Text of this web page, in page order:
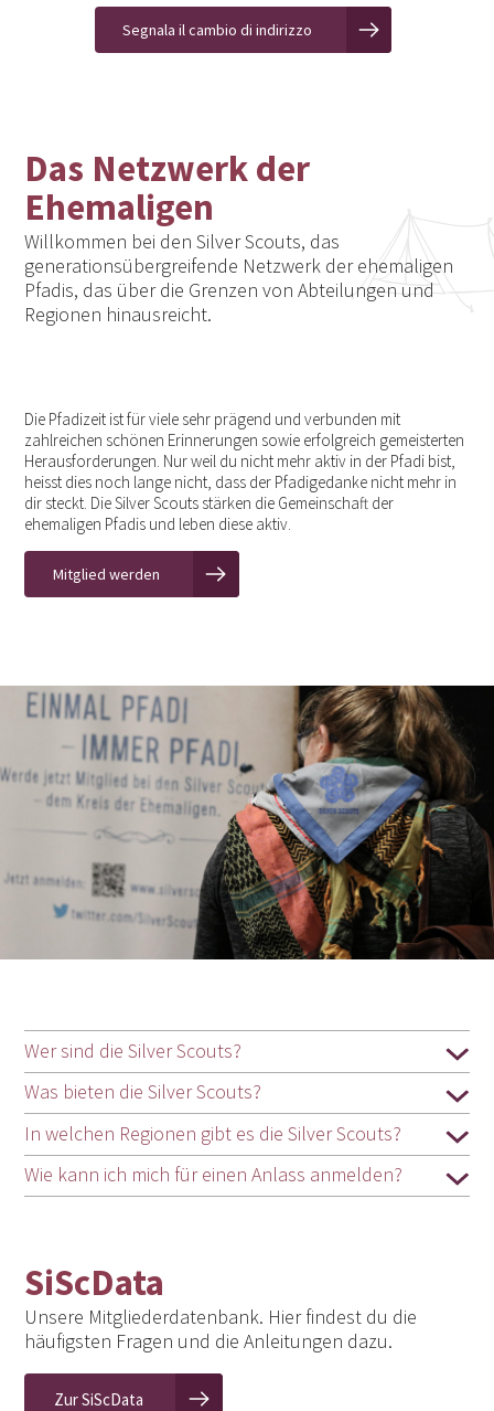
Segnala il cambio di indirizzo
Das Netzwerk der
Ehemaligen
Willkommen bei den Silver Scouts, das
generationsübergreifende Netzwerk der ehemaligen
Pfadis, das über die Grenzen von Abteilungen und
Regionen hinausreicht.
Die Pfadizeit ist für viele sehr prägend und verbunden mit
zahlreichen schönen Erinnerungen sowie erfolgreich gemeisterten
Herausforderungen. Nur weil du nicht mehr aktiv in der Pfadi bist,
heisst dies noch lange nicht, dass der Pfadigedanke nicht mehr in
dir steckt. Die Silver Scouts stärken die Gemeinschaft der
ehemaligen Pfadis und leben diese aktiv.
Mitglied werden
Wer sind die Silver Scouts?
Was bieten die Silver Scouts?
In welchen Regionen gibt es die Silver Scouts?
Wie kann ich mich für einen Anlass anmelden?
SiScData
Unsere Mitgliederdatenbank. Hier findest du die
häufigsten Fragen und die Anleitungen dazu.
Zur SiScData